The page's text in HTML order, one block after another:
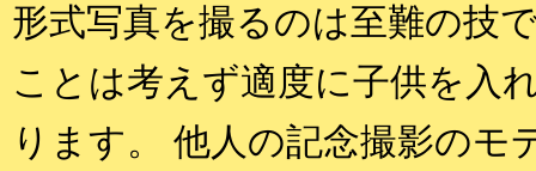
形式写真を撮るのは至難の技
ことは考えず適度に子供を入
ります。 他人の記念撮影のモ